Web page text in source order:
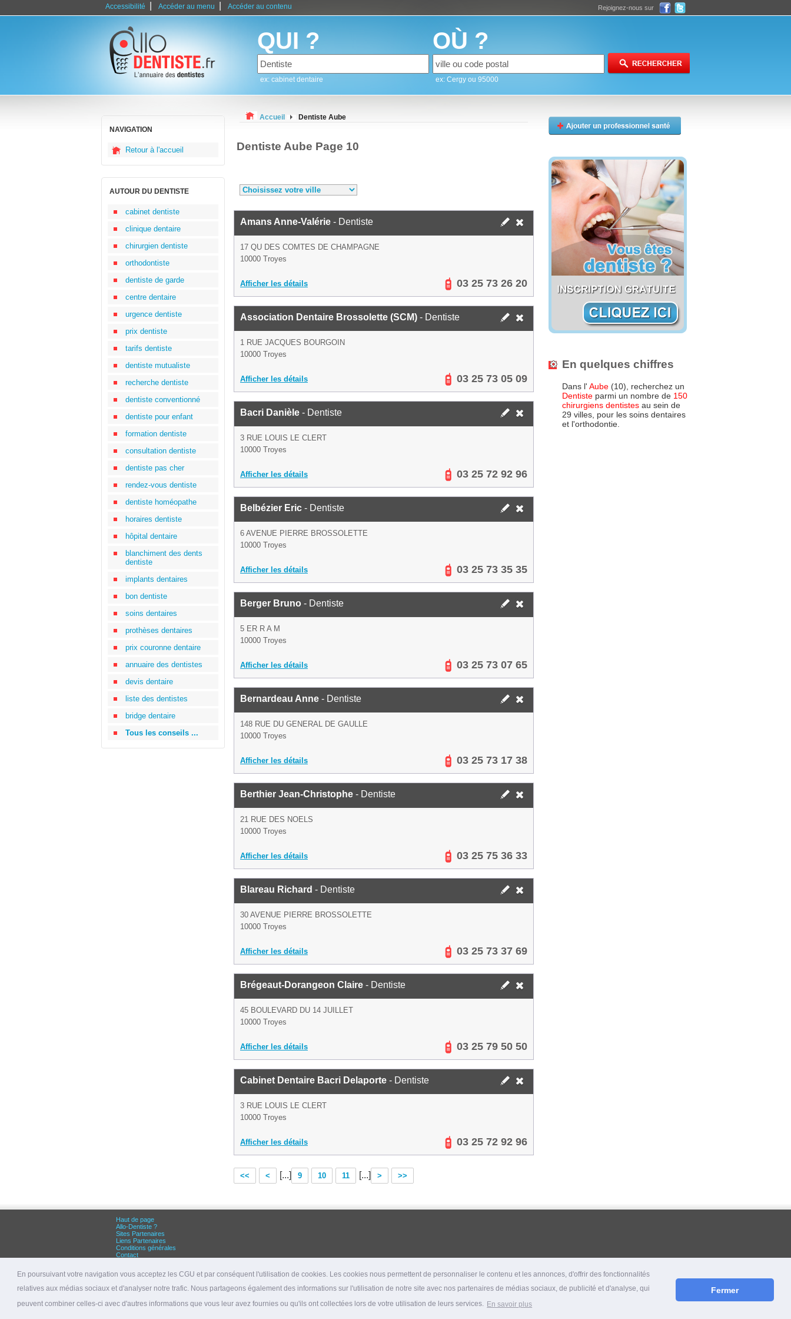
En poursuivant votre navigation vous acceptez les CGU et par conséquent l'utilisation de cookies. Les cookies nous permettent de personnaliser le contenu et les annonces, d'offrir des fonctionnalités
relatives aux médias sociaux et d'analyser notre trafic. Nous partageons également des informations sur l'utilisation de notre site avec nos partenaires de médias sociaux, de publicité et d'analyse, qui
peuvent combiner celles-ci avec d'autres informations que vous leur avez fournies ou qu'ils ont collectées lors de votre utilisation de leurs services. En savoir plus
Fermer
Accessibilité Accéder au menu Accéder au contenu Rejoignez-nous sur
QUI ?
ex: cabinet dentaire
OÙ ?
ex: Cergy ou 95000
NAVIGATION
Retour à l'accueil
AUTOUR DU DENTISTE
cabinet dentiste
clinique dentaire
chirurgien dentiste
orthodontiste
dentiste de garde
centre dentaire
urgence dentiste
prix dentiste
tarifs dentiste
dentiste mutualiste
recherche dentiste
dentiste conventionné
dentiste pour enfant
formation dentiste
consultation dentiste
dentiste pas cher
rendez-vous dentiste
dentiste homéopathe
horaires dentiste
hôpital dentaire
blanchiment des dents
dentiste
implants dentaires
bon dentiste
soins dentaires
prothèses dentaires
prix couronne dentaire
annuaire des dentistes
devis dentaire
liste des dentistes
bridge dentaire
Tous les conseils ...
Accueil Dentiste Aube
Dentiste Aube Page 10
Amans Anne-Valérie - Dentiste
17 QU DES COMTES DE CHAMPAGNE
10000 Troyes
Afficher les détails 03 25 73 26 20
Association Dentaire Brossolette (SCM) - Dentiste
1 RUE JACQUES BOURGOIN
10000 Troyes
Afficher les détails 03 25 73 05 09
Bacri Danièle - Dentiste
3 RUE LOUIS LE CLERT
10000 Troyes
Afficher les détails 03 25 72 92 96
Belbézier Eric - Dentiste
6 AVENUE PIERRE BROSSOLETTE
10000 Troyes
Afficher les détails 03 25 73 35 35
Berger Bruno - Dentiste
5 ER R A M
10000 Troyes
Afficher les détails 03 25 73 07 65
Bernardeau Anne - Dentiste
148 RUE DU GENERAL DE GAULLE
10000 Troyes
Afficher les détails 03 25 73 17 38
Berthier Jean-Christophe - Dentiste
21 RUE DES NOELS
10000 Troyes
Afficher les détails 03 25 75 36 33
Blareau Richard - Dentiste
30 AVENUE PIERRE BROSSOLETTE
10000 Troyes
Afficher les détails 03 25 73 37 69
Brégeaut-Dorangeon Claire - Dentiste
45 BOULEVARD DU 14 JUILLET
10000 Troyes
Afficher les détails 03 25 79 50 50
Cabinet Dentaire Bacri Delaporte - Dentiste
3 RUE LOUIS LE CLERT
10000 Troyes
Afficher les détails 03 25 72 92 96
<< < [...] 9 10 11 [...] > >>
En quelques chiffres
Dans l' Aube (10), recherchez un
Dentiste parmi un nombre de 150
chirurgiens dentistes au sein de
29 villes, pour les soins dentaires
et l'orthodontie.
Haut de page
Allo-Dentiste ?
Sites Partenaires
Liens Partenaires
Conditions générales
Contact
Dentiste Lyon